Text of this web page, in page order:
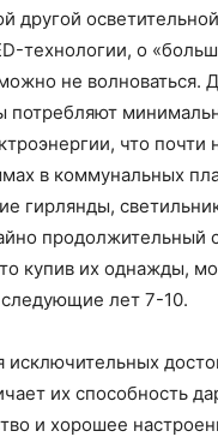
другой
технологии, о
не волноваться.
потребляют
что почти
в коммунальных
гирлянды,
продолжительный
купив их однажды,
следующие лет 7-10.
исключительных
их способность
и хорошее